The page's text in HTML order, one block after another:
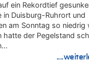
ein Rekordtief
in Duisburg-Ruhrort und
am Sonntag so niedrig
hatte der Pegelstand